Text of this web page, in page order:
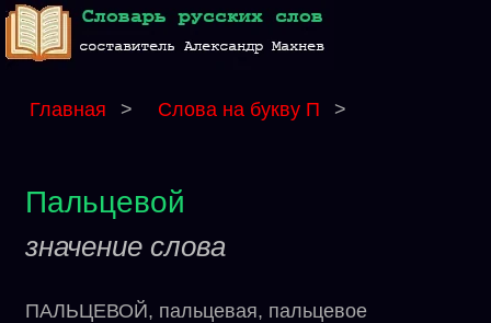
Главная > Слова на букву П >
Пальцевой
значение слова
ПАЛЬЦЕВОЙ, пальцевая, пальцевое